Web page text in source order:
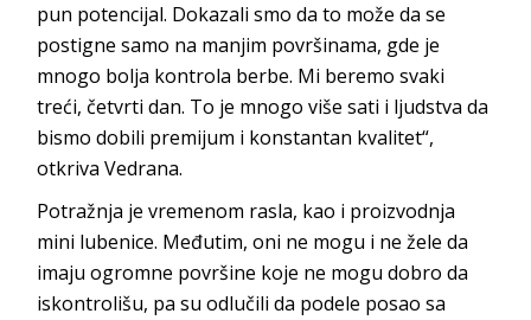
pun potencijal. Dokazali smo da to može da se
postigne samo na manjim površinama, gde je
mnogo bolja kontrola berbe. Mi beremo svaki
treći, četvrti dan. To je mnogo više sati i ljudstva da
bismo dobili premijum i konstantan kvalitet“,
otkriva Vedrana.
Potražnja je vremenom rasla, kao i proizvodnja
mini lubenice. Međutim, oni ne mogu i ne žele da
imaju ogromne površine koje ne mogu dobro da
iskontrolišu, pa su odlučili da podele posao sa